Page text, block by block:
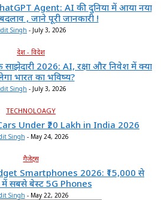
Agent: AI की दुनिया में आया नया
बदलाव , जाने पूरी जानकारी !
Singh - July 3, 2026
देश - विदेश
साझेदारी 2026: AI, रक्षा और निवेश में क्या
भारत का भविष्य?
Singh - July 3, 2026
TECHNOLOAGY
Under ₹20 Lakh in India 2026
Singh - May 24, 2026
गैजेट्स
Smartphones 2026: ₹15,000 से
में सबसे बेस्ट 5G Phones
Singh - May 22, 2026